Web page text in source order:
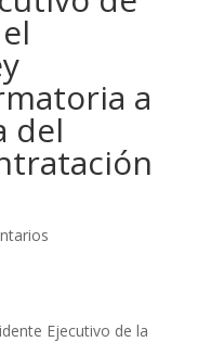
a
del
Ejecutivo de la